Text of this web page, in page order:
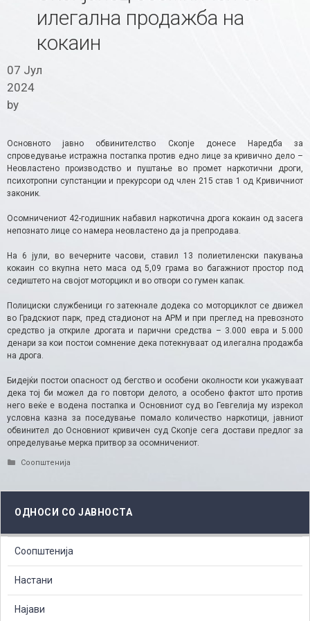
илегална продажба на
кокаин
07 Јул
2024
by
Основното јавно обвинителство Скопје донесе Наредба за
спроведување истражна постапка против едно лице за кривично дело –
Неовластено производство и пуштање во промет наркотични дроги,
психотропни супстанции и прекурсори од член 215 став 1 од Кривичниот
законик.
Осомничениот 42-годишник набавил наркотична дрога кокаин од засега
непознато лице со намера неовластено да ја препродава.
На 6 јули, во вечерните часови, ставил 13 полиетиленски пакувања
кокаин со вкупна нето маса од 5,09 грама во багажниот простор под
седиштето на својот моторцикл и во отвори со гумен капак.
Полициски службеници го затекнале додека со моторциклот се движел
во Градскиот парк, пред стадионот на АРМ и при преглед на превозното
средство ја откриле дрогата и парични средства – 3.000 евра и 5.000
денари за кои постои сомнение дека потекнуваат од илегална продажба
на дрога.
Бидејќи постои опасност од бегство и особени околности кои укажуваат
дека тој би можел да го повтори делото, а особено фактот што против
него веќе е водена постапка и Основниот суд во Гевгелија му изрекол
условна казна за поседување помало количество наркотици, јавниот
обвинител до Основниот кривичен суд Скопје сега достави предлог за
определување мерка притвор за осомничениот.
Categories
Соопштенија
ОДНОСИ СО ЈАВНОСТА
Соопштенија
Настани
Најави